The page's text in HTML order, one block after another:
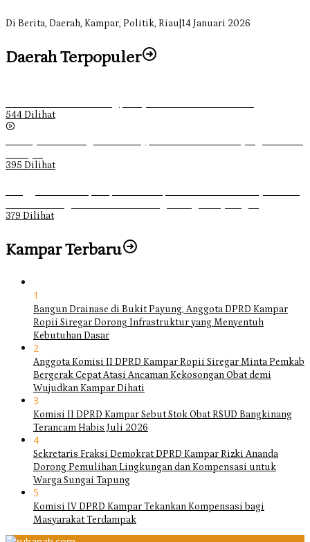
Di Berita, Daerah, Kampar, Politik, Riau 14 Januari 2026
Daerah Terpopuler
544 Dilihat
395 Dilihat
379 Dilihat
Kampar Terbaru
1
Bangun Drainase di Bukit Payung, Anggota DPRD Kampar
Ropii Siregar Dorong Infrastruktur yang Menyentuh
Kebutuhan Dasar
2
Anggota Komisi II DPRD Kampar Ropii Siregar Minta Pemkab
Bergerak Cepat Atasi Ancaman Kekosongan Obat demi
Wujudkan Kampar Dihati
3
Komisi II DPRD Kampar Sebut Stok Obat RSUD Bangkinang
Terancam Habis Juli 2026
4
Sekretaris Fraksi Demokrat DPRD Kampar Rizki Ananda
Dorong Pemulihan Lingkungan dan Kompensasi untuk
Warga Sungai Tapung
5
Komisi IV DPRD Kampar Tekankan Kompensasi bagi
Masyarakat Terdampak